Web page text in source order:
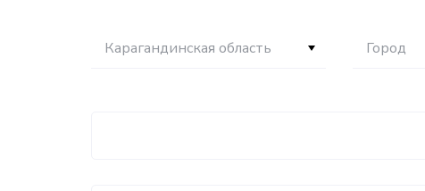
Карагандинская область Город